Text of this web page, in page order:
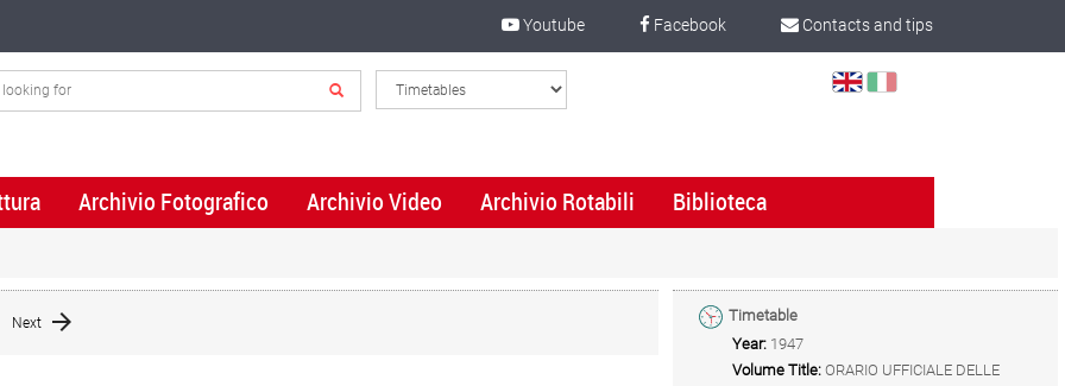
Contacts and tips
Facebook
Youtube
Select
Archivio Fotografico Archivio Video Archivio Rotabili Biblioteca
Next
Timetable
Year: 1947
Volume Title: ORARIO UFFICIALE DELLE